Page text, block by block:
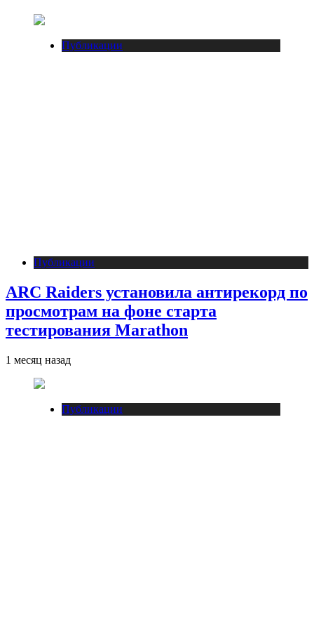
Публикации
Публикации
ARC Raiders установила антирекорд по
просмотрам на фоне старта
тестирования Marathon
1 месяц назад
Публикации